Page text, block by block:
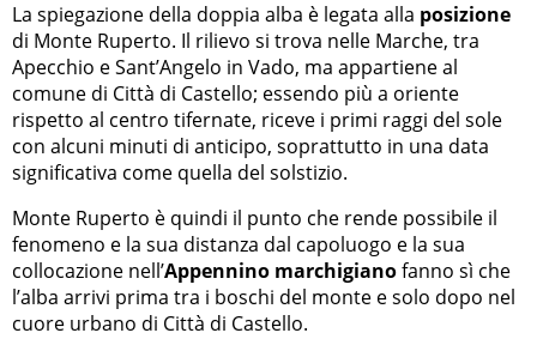
La spiegazione della doppia alba è legata alla posizione
di Monte Ruperto. Il rilievo si trova nelle Marche, tra
Apecchio e Sant’Angelo in Vado, ma appartiene al
comune di Città di Castello; essendo più a oriente
rispetto al centro tifernate, riceve i primi raggi del sole
con alcuni minuti di anticipo, soprattutto in una data
significativa come quella del solstizio.
Monte Ruperto è quindi il punto che rende possibile il
fenomeno e la sua distanza dal capoluogo e la sua
collocazione nell’Appennino marchigianofanno sì che
l’alba arrivi prima tra i boschi del monte e solo dopo nel
cuore urbano di Città di Castello.